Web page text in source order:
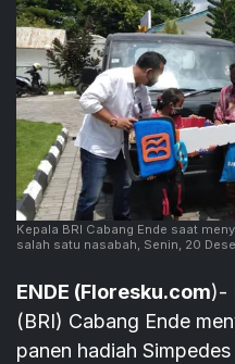
Kepala BRI Cabang Ende saat
salah satu nasabah, Senin, 20
ENDE (Floresku.com)-
(BRI) Cabang Ende
panen hadiah